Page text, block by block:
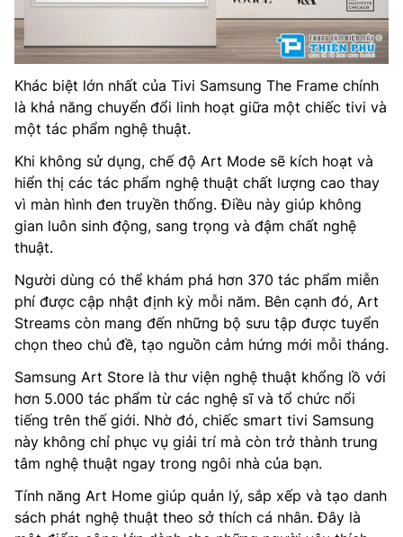
Khác biệt lớn nhất của Tivi Samsung The Frame chính
là khả năng chuyển đổi linh hoạt giữa một chiếc tivi và
một tác phẩm nghệ thuật.
Khi không sử dụng, chế độ Art Mode sẽ kích hoạt và
hiển thị các tác phẩm nghệ thuật chất lượng cao thay
vì màn hình đen truyền thống. Điều này giúp không
gian luôn sinh động, sang trọng và đậm chất nghệ
thuật.
Người dùng có thể khám phá hơn 370 tác phẩm miễn
phí được cập nhật định kỳ mỗi năm. Bên cạnh đó, Art
Streams còn mang đến những bộ sưu tập được tuyển
chọn theo chủ đề, tạo nguồn cảm hứng mới mỗi tháng.
Samsung Art Store là thư viện nghệ thuật khổng lồ với
hơn 5.000 tác phẩm từ các nghệ sĩ và tổ chức nổi
tiếng trên thế giới. Nhờ đó, chiếc smart tivi Samsung
này không chỉ phục vụ giải trí mà còn trở thành trung
tâm nghệ thuật ngay trong ngôi nhà của bạn.
Tính năng Art Home giúp quản lý, sắp xếp và tạo danh
sách phát nghệ thuật theo sở thích cá nhân. Đây là